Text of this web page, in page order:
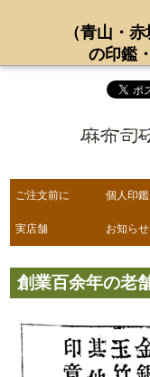
（青山・
の印鑑
ご注文前に 個人印鑑
実店舗 お知らせ
創業百余年の老